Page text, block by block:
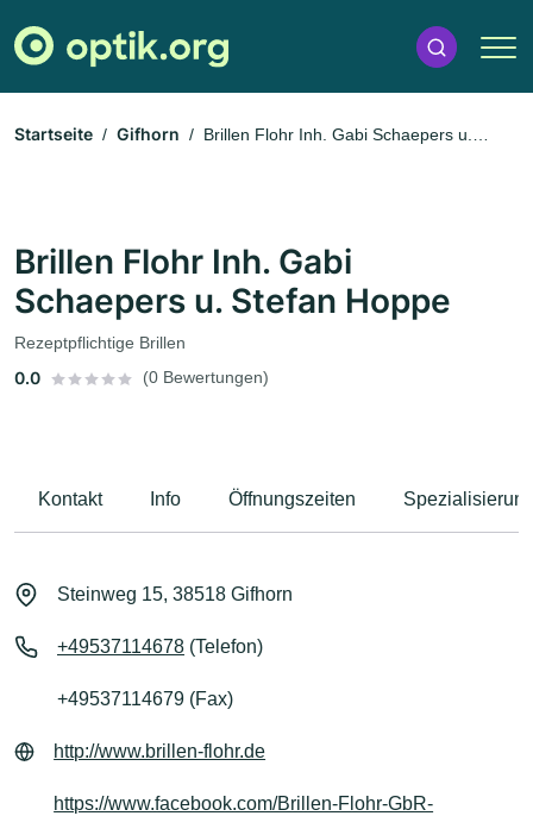
Startseite Gifhorn
Brillen Flohr Inh. Gabi Schaepers u.
Brillen Flohr Inh. Gabi
Schaepers u. Stefan Hoppe
Rezeptpflichtige Brillen
0.0 (0 Bewertungen)
Kontakt Info Öffnungszeiten
Steinweg 15, 38518 Gifhorn
+49537114678 (Telefon)
+49537114679 (Fax)
http://www.brillen-flohr.de
https://www.facebook.com/Brillen-Flohr-GbR-